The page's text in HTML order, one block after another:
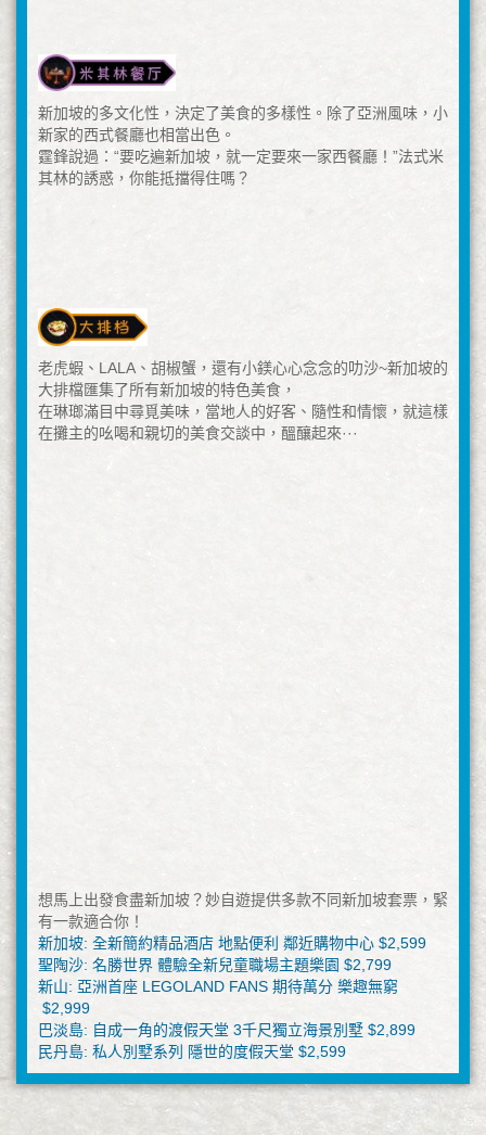
新加坡的多文化性，決定了美食的多樣性。除了亞洲風味，小
新家的西式餐廳也相當出色。
霆鋒說過：“要吃遍新加坡，就一定要來一家西餐廳！”法式米
其林的誘惑，你能抵擋得住嗎？
老虎蝦、LALA、胡椒蟹，還有小鎂心心念念的叻沙~新加坡的
大排檔匯集了所有新加坡的特色美食，
在琳瑯滿目中尋覓美味，當地人的好客、隨性和情懷，就這樣
在攤主的吆喝和親切的美食交談中，醞釀起來···
想馬上出發食盡新加坡？妙自遊提供多款不同新加坡套票，緊
有一款適合你！
新加坡: 全新簡約精品酒店 地點便利 鄰近購物中心 $2,599
聖陶沙: 名勝世界 體驗全新兒童職場主題樂園 $2,799
新山: 亞洲首座 LEGOLAND FANS 期待萬分 樂趣無窮
$2,999
巴淡島: 自成一角的渡假天堂 3千尺獨立海景別墅 $2,899
民丹島: 私人別墅系列 隱世的度假天堂 $2,599